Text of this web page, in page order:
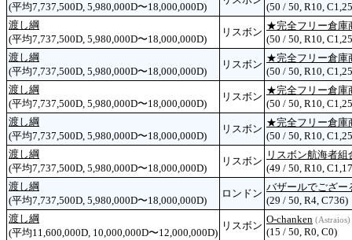
(平均7,737,500D, 5,980,000D〜18,000,000D)
(50 / 50, R10,
渡し綱
(平均7,737,500D, 5,980,000D〜18,000,000D)
リスボン
★完全フリー倉
(50 / 50, R10,
渡し綱
(平均7,737,500D, 5,980,000D〜18,000,000D)
リスボン
★完全フリー倉
(50 / 50, R10,
渡し綱
(平均7,737,500D, 5,980,000D〜18,000,000D)
リスボン
★完全フリー倉
(50 / 50, R10,
渡し綱
(平均7,737,500D, 5,980,000D〜18,000,000D)
リスボン
★完全フリー倉
(50 / 50, R10,
渡し綱
(平均7,737,500D, 5,980,000D〜18,000,000D)
リスボン
リスボン航海者組
(49 / 50, R10,
渡し綱
(平均7,737,500D, 5,980,000D〜18,000,000D)
ロンドン
バザールでござー
(29 / 50, R4, C736)
渡し綱
(平均11,600,000D, 10,000,000D〜12,000,000D)
リスボン
O-chanken (Astraios)
(15 / 50, R0, C0)